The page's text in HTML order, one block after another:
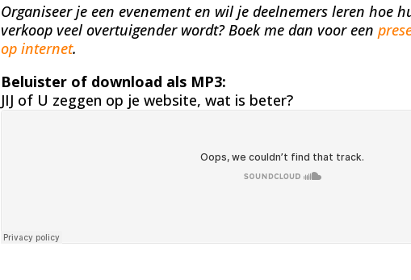
Organiseer je een evenement en wil je deelnemers leren hoe
verkoop veel overtuigender wordt? Boek me dan voor een
op internet.
Beluister of download als MP3:
JIJ of U zeggen op je website, wat is beter?